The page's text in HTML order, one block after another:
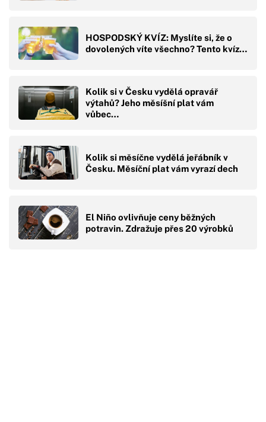
HOSPODSKÝ KVÍZ: Myslíte si, že o
dovolených víte všechno? Tento kvíz…
Kolik si v Česku vydělá opravář
výtahů? Jeho měsíšní plat vám
vůbec…
Kolik si měsíčne vydělá jeřábník v
Česku. Měsíční plat vám vyrazí dech
El Niño ovlivňuje ceny běžných
potravin. Zdražuje přes 20 výrobků